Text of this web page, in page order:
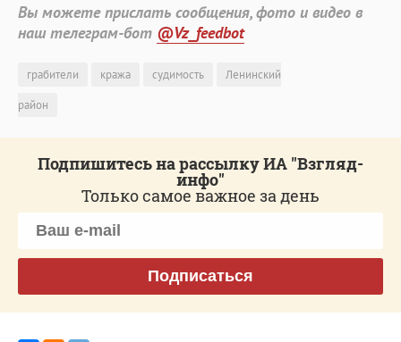
Вы можете прислать сообщения, фото и видео в
наш телеграм-бот @Vz_feedbot
грабители кража судимость
Ленинский
район
Подпишитесь на рассылку ИА "Взгляд-
инфо"
Только самое важное за день
Подписаться